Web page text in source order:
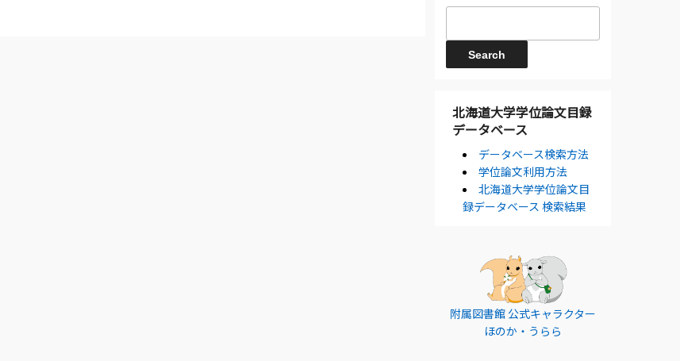
北海道大学学位論文目録
データベース
データベース検索方法
学位論文利用方法
北海道大学学位論文目
録データベース 検索結果
附属図書館 公式キャラクター
ほのか・うらら